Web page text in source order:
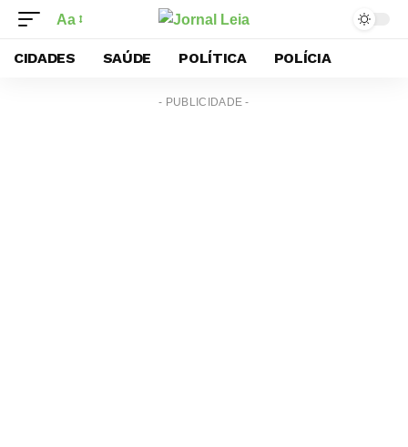
Aa
CIDADES SAÚDE POLÍTICA POLÍCIA
- PUBLICIDADE -